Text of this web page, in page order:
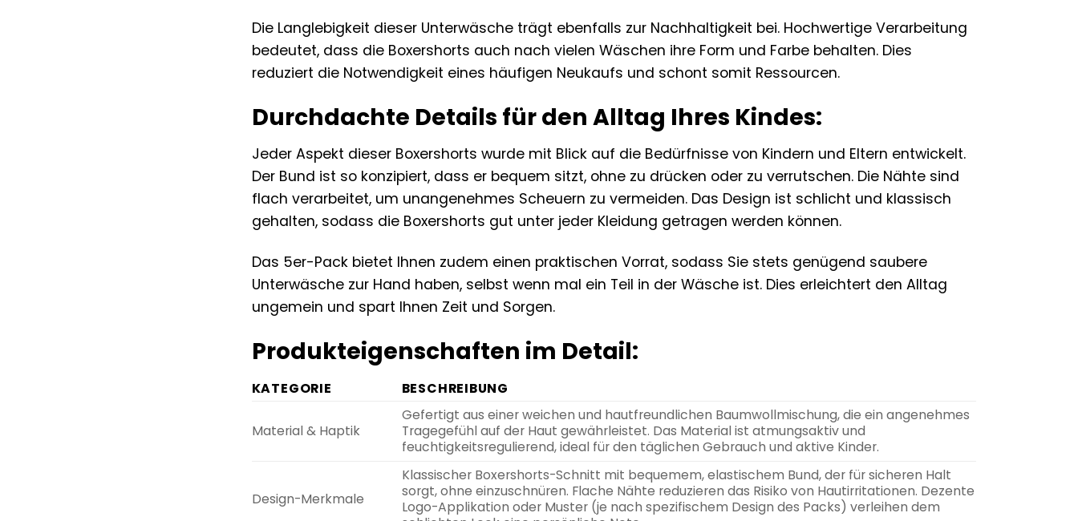
Die Langlebigkeit dieser Unterwäsche trägt ebenfalls zur Nachhaltigkeit bei. Hochwertige Verarbeitung
bedeutet, dass die Boxershorts auch nach vielen Wäschen ihre Form und Farbe behalten. Dies
reduziert die Notwendigkeit eines häufigen Neukaufs und schont somit Ressourcen.
Durchdachte Details für den Alltag Ihres Kindes:
Jeder Aspekt dieser Boxershorts wurde mit Blick auf die Bedürfnisse von Kindern und Eltern entwickelt.
Der Bund ist so konzipiert, dass er bequem sitzt, ohne zu drücken oder zu verrutschen. Die Nähte sind
flach verarbeitet, um unangenehmes Scheuern zu vermeiden. Das Design ist schlicht und klassisch
gehalten, sodass die Boxershorts gut unter jeder Kleidung getragen werden können.
Das 5er-Pack bietet Ihnen zudem einen praktischen Vorrat, sodass Sie stets genügend saubere
Unterwäsche zur Hand haben, selbst wenn mal ein Teil in der Wäsche ist. Dies erleichtert den Alltag
ungemein und spart Ihnen Zeit und Sorgen.
Produkteigenschaften im Detail:
KATEGORIE BESCHREIBUNG
Material & Haptik
Gefertigt aus einer weichen und hautfreundlichen Baumwollmischung, die ein angenehmes
Tragegefühl auf der Haut gewährleistet. Das Material ist atmungsaktiv und
feuchtigkeitsregulierend, ideal für den täglichen Gebrauch und aktive Kinder.
Design-Merkmale
Klassischer Boxershorts-Schnitt mit bequemem, elastischem Bund, der für sicheren Halt
sorgt, ohne einzuschnüren. Flache Nähte reduzieren das Risiko von Hautirritationen. Dezente
Logo-Applikation oder Muster (je nach spezifischem Design des Packs) verleihen dem